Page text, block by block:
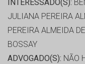
INTERESSADO(S):
JULIANA PEREIRA
PEREIRA ALMEIDA
BOSSAY
ADVOGADO(S): NÃO